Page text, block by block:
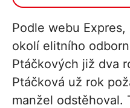
Podle webu
okolí elitního
Ptáčkových již dva
Ptáčková už rok
manžel odstěhoval.